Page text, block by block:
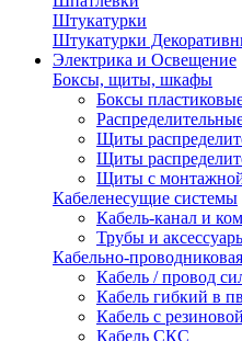
Штукатурки
Штукатурки
Электрика и Освещение
Боксы, щиты, шкафы
Боксы
Щиты
Щиты
Щиты с
Кабеленесущие системы
Кабель-канал и
Трубы и
Кабельно-
Кабель / провод
Кабель гибкий в
Кабель с
Кабель СКС